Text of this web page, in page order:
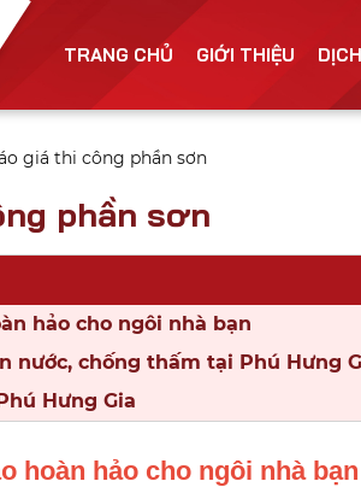
TRANG CHỦ GIỚI THIỆU
giá thi công phần sơn
phần sơn
hảo cho ngôi nhà bạn
nước, chống thấm tại Phú Hưng
Hưng Gia
hoàn hảo cho ngôi nhà bạn